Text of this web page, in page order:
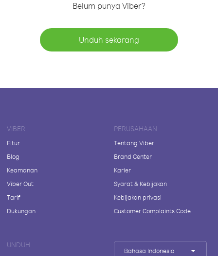
Belum punya Viber?
Unduh sekarang
VIBER
Fitur
Blog
Keamanan
Viber Out
Tarif
Dukungan
PERUSAHAAN
Tentang Viber
Brand Center
Karier
Syarat & Kebijakan
Kebijakan privasi
Customer Complaints Code
UNDUH
Bahasa Indonesia